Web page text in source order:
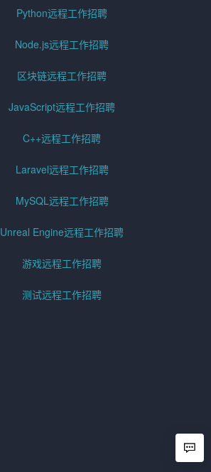
Python远程工作招聘
Node.js远程工作招聘
区块链远程工作招聘
JavaScript远程工作招聘
C++远程工作招聘
Laravel远程工作招聘
MySQL远程工作招聘
Unreal Engine远程工作招聘
游戏远程工作招聘
测试远程工作招聘